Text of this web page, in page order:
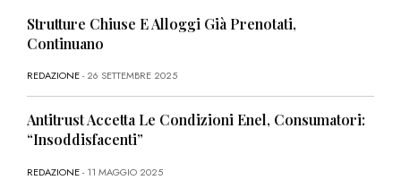
Strutture Chiuse E Alloggi Già Prenotati,
Continuano
REDAZIONE- 26 SETTEMBRE 2025
Antitrust Accetta Le Condizioni Enel, Consumatori:
“Insoddisfacenti”
REDAZIONE- 11 MAGGIO 2025